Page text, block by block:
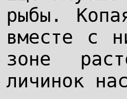
рыбы.
вместе с
зоне
личинок